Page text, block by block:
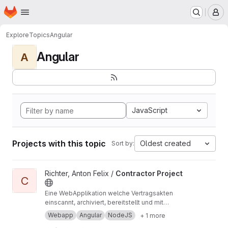
Skip to main content
Homepage
ExploreTopicsAngular
A Angular
JavaScript
Projects with this topic Sort by: Oldest created
View Contractor Project project
C
Richter, Anton Felix / Contractor Project
Eine WebApplikation welche Vertragsakten
einscannt, archiviert, bereitstellt und mit
Geschäftslogik aufbereitet. Angular, Node.js,
Datenbank (JSon), HTML, SCSS, TypeScript
Webapp Angular NodeJS + 1 more